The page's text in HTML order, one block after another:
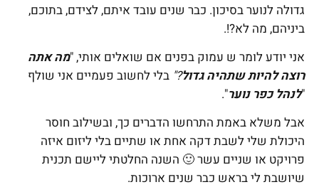
גדולה לנוער בסיכון. כבר שנים עובד איתם, לצידם, בתוכם,
ביניהם, מה לא?!.
אני יודע לומר ש עמוק בפנים אם שואלים אותי, "מה אתה
רוצה להיות שתהיה גדול?" בלי לחשוב פעמיים אני שולף
"לנהל כפר נוער".
אבל משלא באמת התרחשו הדברים כך, ובשילוב חוסר
היכולת שלי לשבת דקה אחת או שתיים בלי ליזום איזה
פרויקט או שניים עשר 🙂 השנה החלטתי ליישם תכנית
שיושבת לי בראש כבר שנים ארוכות.